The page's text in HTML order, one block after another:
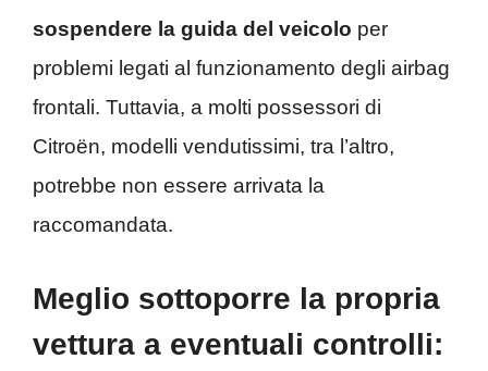
sospendere la guida del veicolo per
problemi legati al funzionamento degli airbag
frontali. Tuttavia, a molti possessori di
Citroën, modelli vendutissimi, tra l’altro,
potrebbe non essere arrivata la
raccomandata.
Meglio sottoporre la propria
vettura a eventuali controlli: